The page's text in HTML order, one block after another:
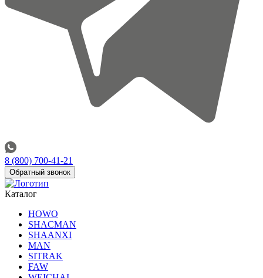
8 (800) 700-41-21
Обратный звонок
Каталог
HOWO
SHACMAN
SHAANXI
MAN
SITRAK
FAW